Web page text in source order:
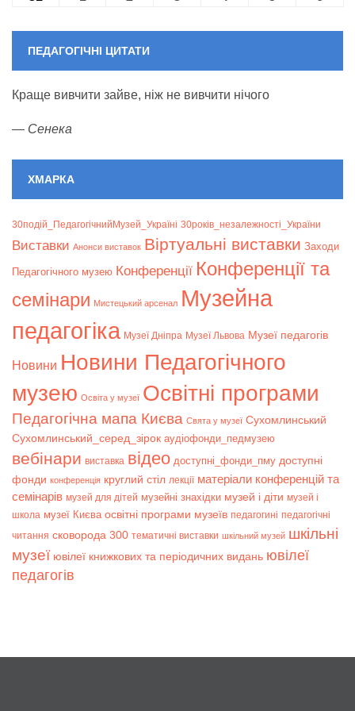
ПЕДАГОГІЧНІ ЦИТАТИ
Краще вивчити зайве, ніж не вивчити нічого
— Сенека
ХМАРКА
30подій_ПедагогічнийМузей_Україні 30років_незалежності_України
Bиставки Анонси виставок Віртуальні виставки Заходи
Педагогічного музею Конференції Конференції та
семінари Мистецький арсенал Музейна
педагогіка Музеї Дніпра Музеї Львова Музеї педагогів
Новини Новини Педагогічного
музею Освіта у музеї Освітні програми
Педагогічна мапа Києва Свята у музеї Сухомлинський
Сухомлинський_серед_зірок аудіофонди_педмузею
вебінари виставка відео доступні_фонди_пму доступні
фонди конференція круглий стіл лекції матеріали конференцій та
семінарів музей для дітей музейні знахідки музей і діти музей і
школа музеї Києва освітні програми музеїв педагогині педагогічні
читання сковорода 300 тематичні виставки шкільний музей шкільні
музеї ювілеї книжкових та періодичних видань ювілеї
педагогів